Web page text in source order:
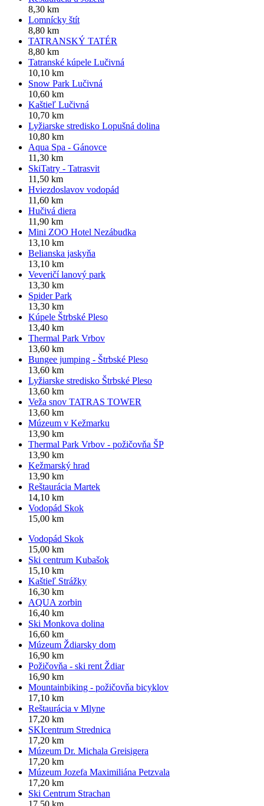
8,30 km
Lomnícky štít
8,80 km
TATRANSKÝ TATÉR
8,80 km
Tatranské kúpele Lučivná
10,10 km
Snow Park Lučivná
10,60 km
Kaštieľ Lučivná
10,70 km
Lyžiarske stredisko Lopušná dolina
10,80 km
Aqua Spa - Gánovce
11,30 km
SkiTatry - Tatrasvit
11,50 km
Hviezdoslavov vodopád
11,60 km
Hučivá diera
11,90 km
Mini ZOO Hotel Nezábudka
13,10 km
Belianska jaskyňa
13,10 km
Veveričí lanový park
13,30 km
Spider Park
13,30 km
Kúpele Štrbské Pleso
13,40 km
Thermal Park Vrbov
13,60 km
Bungee jumping - Štrbské Pleso
13,60 km
Lyžiarske stredisko Štrbské Pleso
13,60 km
Veža snov TATRAS TOWER
13,60 km
Múzeum v Kežmarku
13,90 km
Thermal Park Vrbov - požičovňa ŠP
13,90 km
Kežmarský hrad
13,90 km
Reštaurácia Martek
14,10 km
Vodopád Skok
15,00 km
Vodopád Skok
15,00 km
Ski centrum Kubašok
15,10 km
Kaštieľ Strážky
16,30 km
AQUA zorbin
16,40 km
Ski Monkova dolina
16,60 km
Múzeum Ždiarsky dom
16,90 km
Požičovňa - ski rent Ždiar
16,90 km
Mountainbiking - požičovňa bicyklov
17,10 km
Reštaurácia v Mlyne
17,20 km
SKIcentrum Strednica
17,20 km
Múzeum Dr. Michala Greisigera
17,20 km
Múzeum Jozefa Maximiliána Petzvala
17,20 km
Ski Centrum Strachan
17,50 km